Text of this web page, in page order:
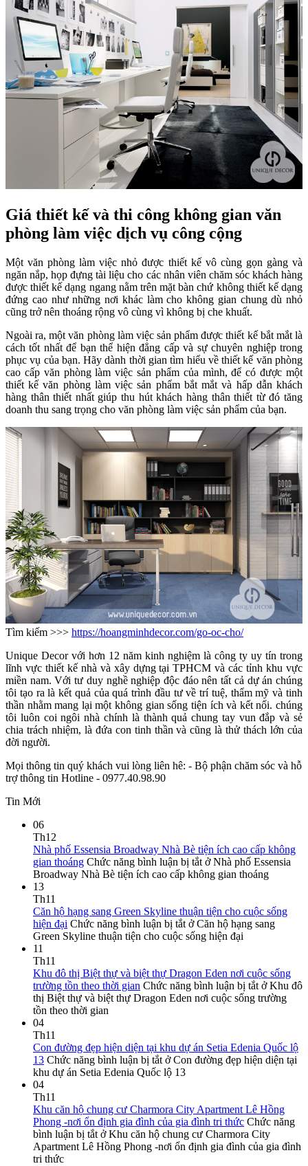
Giá thiết kế và thi công không gian văn
phòng làm việc dịch vụ công cộng
Một văn phòng làm việc nhỏ được thiết kế vô cùng gọn gàng và
ngăn nắp, họp đựng tài liệu cho các nhân viên chăm sóc khách hàng
được thiết kế dạng ngang nằm trên mặt bàn chứ không thiết kế dạng
đứng cao như những nơi khác làm cho không gian chung dù nhỏ
cũng trở nên thoáng rộng vô cùng vì không bị che khuất.
Ngoài ra, một văn phòng làm việc sản phẩm được thiết kế bắt mắt là
cách tốt nhất để bạn thể hiện đẳng cấp và sự chuyên nghiệp trong
phục vụ của bạn. Hãy dành thời gian tìm hiểu về thiết kế văn phòng
cao cấp văn phòng làm việc sản phẩm của mình, để có được một
thiết kế văn phòng làm việc sản phẩm bắt mắt và hấp dẫn khách
hàng thân thiết nhất giúp thu hút khách hàng thân thiết từ đó tăng
doanh thu sang trọng cho văn phòng làm việc sản phẩm của bạn.
Tìm kiếm >>> https://hoangminhdecor.com/go-oc-cho/
Unique Decor với hơn 12 năm kinh nghiệm là công ty uy tín trong
lĩnh vực thiết kế nhà và xây dựng tại TPHCM và các tỉnh khu vực
miền nam. Với tư duy nghề nghiệp độc đáo nên tất cả dự án chúng
tôi tạo ra là kết quả của quá trình đầu tư về trí tuệ, thẩm mỹ và tinh
thần nhằm mang lại một không gian sống tiện ích và kết nối. chúng
tôi luôn coi ngôi nhà chính là thành quả chung tay vun đắp và sẻ
chia trách nhiệm, là đứa con tinh thần và cũng là thử thách lớn của
đời người.
Mọi thông tin quý khách vui lòng liên hê: - Bộ phận chăm sóc và hỗ
trợ thông tin Hotline - 0977.40.98.90
Tin Mới
06
Th12
Nhà phố Essensia Broadway Nhà Bè tiện ích cao cấp không
gian thoáng Chức năng bình luận bị tắt ở Nhà phố Essensia
Broadway Nhà Bè tiện ích cao cấp không gian thoáng
13
Th11
Căn hộ hạng sang Green Skyline thuận tiện cho cuộc sống
hiện đại Chức năng bình luận bị tắt ở Căn hộ hạng sang
Green Skyline thuận tiện cho cuộc sống hiện đại
11
Th11
Khu đô thị Biệt thự và biệt thự Dragon Eden nơi cuộc sống
trường tồn theo thời gian Chức năng bình luận bị tắt ở Khu đô
thị Biệt thự và biệt thự Dragon Eden nơi cuộc sống trường
tồn theo thời gian
04
Th11
Con đường đẹp hiện diện tại khu dự án Setia Edenia Quốc lộ
13 Chức năng bình luận bị tắt ở Con đường đẹp hiện diện tại
khu dự án Setia Edenia Quốc lộ 13
04
Th11
Khu căn hộ chung cư Charmora City Apartment Lê Hồng
Phong -nơi ổn định gia đình của gia đình tri thức Chức năng
bình luận bị tắt ở Khu căn hộ chung cư Charmora City
Apartment Lê Hồng Phong -nơi ổn định gia đình của gia đình
tri thức